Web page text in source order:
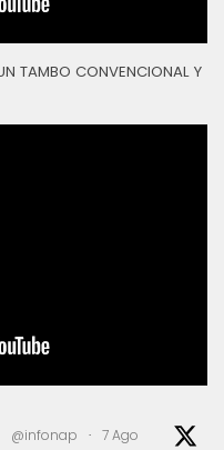
TAMBO CONVENCIONAL Y
@infonap · 7 Ago